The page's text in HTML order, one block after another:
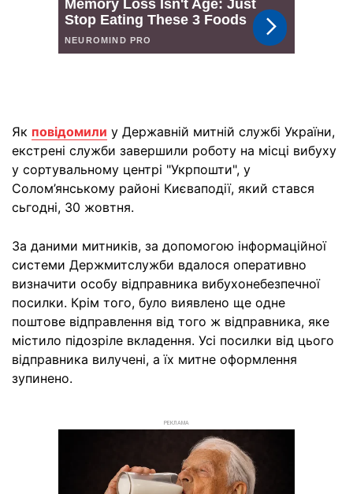
Як повідомили у Державній митній службі України,
екстрені служби завершили роботу на місці вибуху
у сортувальному центрі "Укрпошти", у
Солом’янському районі Києваподії, який стався
сьгодні, 30 жовтня.
За даними митників, за допомогою інформаційної
системи Держмитслужби вдалося оперативно
визначити особу відправника вибухонебезпечної
посилки. Крім того, було виявлено ще одне
поштове відправлення від того ж відправника, яке
містило підозріле вкладення. Усі посилки від цього
відправника вилучені, а їх митне оформлення
зупинено.
РЕКЛАМА